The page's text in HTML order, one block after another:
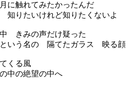
に触れてみたかったんだ
知りたいけれど知りたくないよ
きみの声だけ疑った
いう名の 隔てたガラス 映る顔
くる風
の絶望の中へ